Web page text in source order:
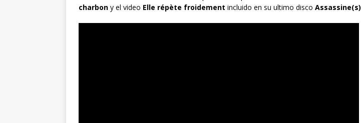
charbon y el video Elle répète froidement incluido en su ultimo disco Assassine(s)